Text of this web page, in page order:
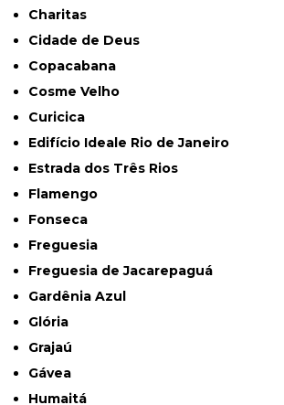
Charitas
Cidade de Deus
Copacabana
Cosme Velho
Curicica
Edifício Ideale Rio de Janeiro
Estrada dos Três Rios
Flamengo
Fonseca
Freguesia
Freguesia de Jacarepaguá
Gardênia Azul
Glória
Grajaú
Gávea
Humaitá